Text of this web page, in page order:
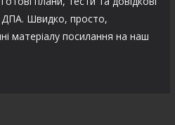
Швидко, просто,
матеріалу посилання на наш